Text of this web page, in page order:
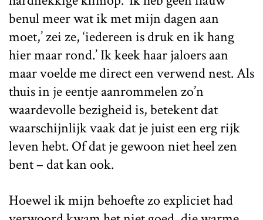
benul meer wat ik met mijn dagen aan
moet,’ zei ze, ‘iedereen is druk en ik hang
hier maar rond.’ Ik keek haar jaloers aan
maar voelde me direct een verwend nest. Als
thuis in je eentje aanrommelen zo’n
waardevolle bezigheid is, betekent dat
waarschijnlijk vaak dat je juist een erg rijk
leven hebt. Of dat je gewoon niet heel zen
bent – dat kan ook.
Hoewel ik mijn behoefte zo expliciet had